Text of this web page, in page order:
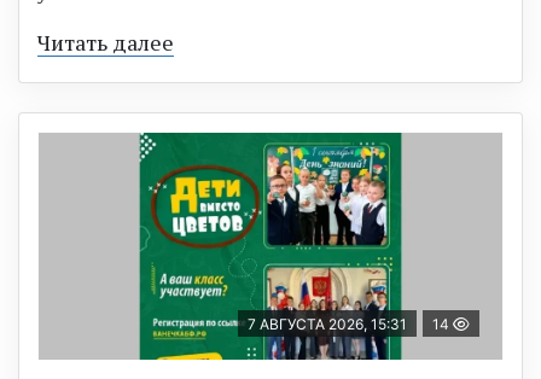
Читать далее
7 АВГУСТА 2026, 15:31 14